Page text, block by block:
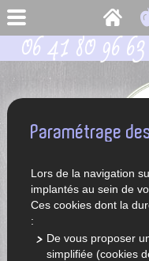
06 41 80 96 63
Paramétrage
Lors de la navigation
implantés au sein de
Ces cookies dont la
:
De vous proposer
simplifiée (cookies